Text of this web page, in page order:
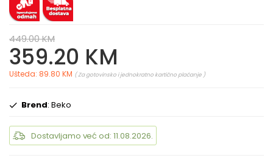
449.00 KM
359.20 KM
Ušteda: 89.80 KM ( Za gotovinsko i jednokratno kartično plaćanje )
Brend: Beko
Dostavljamo već od: 11.08.2026.